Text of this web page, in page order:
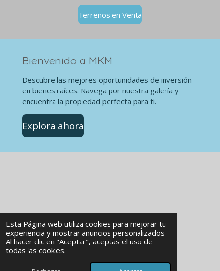
Esta Página web utiliza cookies para mejorar tu
experiencia y mostrar anuncios personalizados.
Al hacer clic en "Aceptar", aceptas el uso de
todas las cookies.
Terrenos en Venta
Bienvenido a MKM
Descubre las mejores oportunidades de inversión
en bienes raíces. Navega por nuestra galería y
encuentra la propiedad perfecta para ti.
Explora ahora
© 2024 - 2026 MKMInmobiliaria